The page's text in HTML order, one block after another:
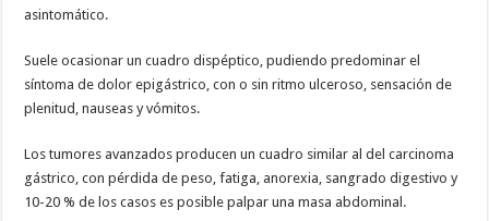
asintomático.
Suele ocasionar un cuadro dispéptico, pudiendo predominar el
síntoma de dolor epigástrico, con o sin ritmo ulceroso, sensación de
plenitud, nauseas y vómitos.
Los tumores avanzados producen un cuadro similar al del carcinoma
gástrico, con pérdida de peso, fatiga, anorexia, sangrado digestivo y
10-20 % de los casos es posible palpar una masa abdominal.